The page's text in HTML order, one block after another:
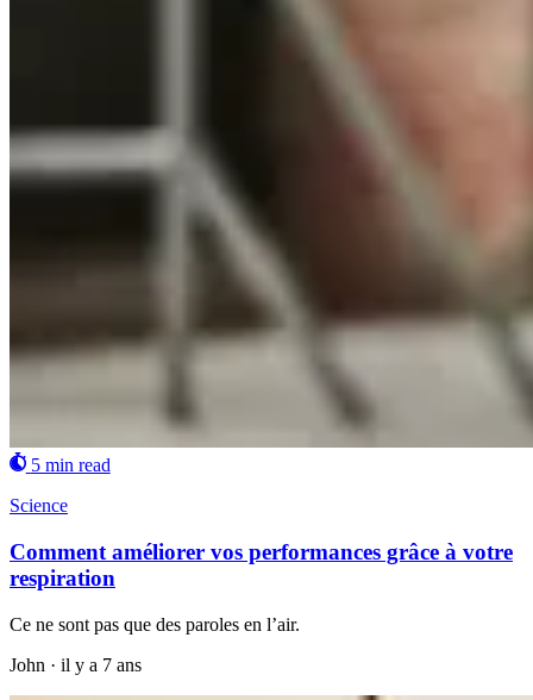
5 min read
Science
Comment améliorer vos performances grâce à votre
respiration
Ce ne sont pas que des paroles en l’air.
John · il y a 7 ans